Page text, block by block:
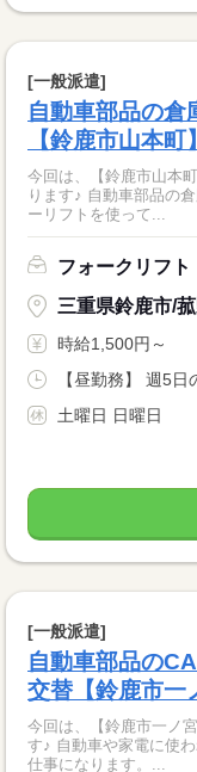
[一般派遣]
自動車部品の倉
【鈴鹿市山本町】
今回は、【鈴鹿市山本
ります♪ 自動車部品の倉庫内でのお仕事になります。 主にカウンタ
ーリフトを使って...
フォークリフト
三重県鈴鹿市/
時給1,500円～
【昼勤務】 週5日
土曜日 日曜日
[一般派遣]
自動車部品の
交替【鈴鹿市一
今回は、【鈴鹿市一ノ
す♪ 自動車や家電に使われる工業用金属部品を造っている工場でのお
仕事になります。...